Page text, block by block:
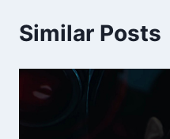
Similar Posts